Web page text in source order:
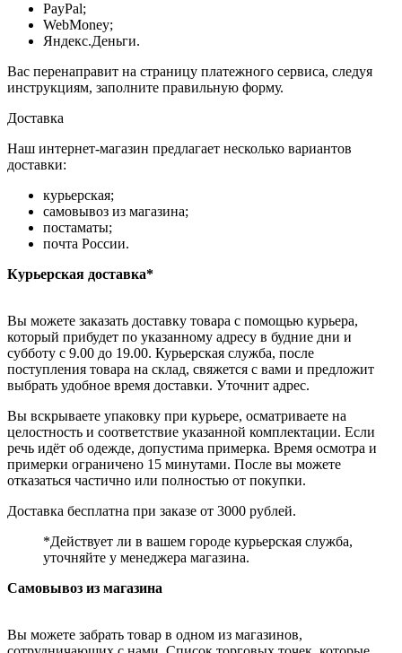
PayPal;
WebMoney;
Яндекс.Деньги.
Вас перенаправит на страницу платежного сервиса, следуя
инструкциям, заполните правильную форму.
Доставка
Наш интернет-магазин предлагает несколько вариантов
доставки:
курьерская;
самовывоз из магазина;
постаматы;
почта России.
Курьерская доставка*
Вы можете заказать доставку товара с помощью курьера,
который прибудет по указанному адресу в будние дни и
субботу с 9.00 до 19.00. Курьерская служба, после
поступления товара на склад, свяжется с вами и предложит
выбрать удобное время доставки. Уточнит адрес.
Вы вскрываете упаковку при курьере, осматриваете на
целостность и соответствие указанной комплектации. Если
речь идёт об одежде, допустима примерка. Время осмотра и
примерки ограничено 15 минутами. После вы можете
отказаться частично или полностью от покупки.
Доставка бесплатна при заказе от 3000 рублей.
*Действует ли в вашем городе курьерская служба,
уточняйте у менеджера магазина.
Самовывоз из магазина
Вы можете забрать товар в одном из магазинов,